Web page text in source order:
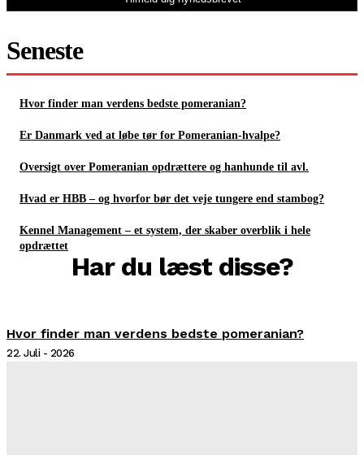
Seneste
Hvor finder man verdens bedste pomeranian?
Er Danmark ved at løbe tør for Pomeranian-hvalpe?
Oversigt over Pomeranian opdrættere og hanhunde til avl.
Hvad er HBB – og hvorfor bør det veje tungere end stambog?
Kennel Management – et system, der skaber overblik i hele
opdrættet
Har du læst disse?
Hvor finder man verdens bedste pomeranian?
22. Juli - 2026